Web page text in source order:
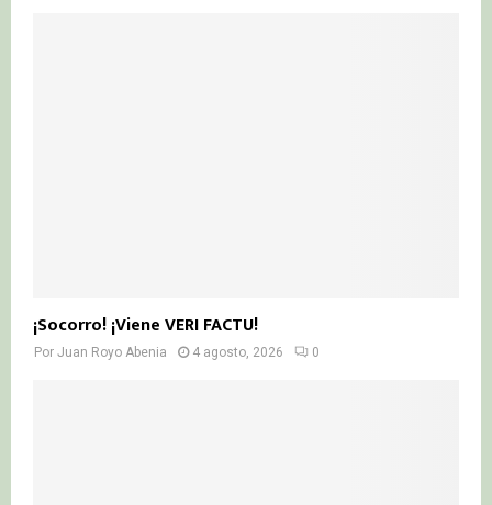
¡Socorro! ¡Viene VERI FACTU!
Por Juan Royo Abenia 4 agosto, 2026 0